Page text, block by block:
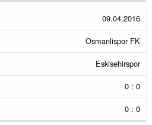
09.04.2016
Osmanlispor FK
Eskisehirspor
0 : 0
0 : 0